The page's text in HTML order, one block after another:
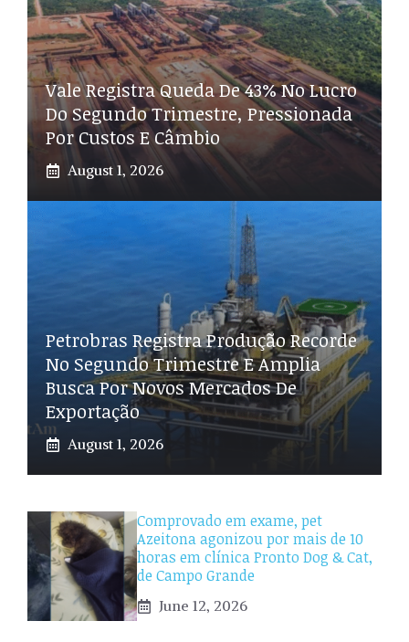
Vale Registra Queda De 43% No Lucro
Do Segundo Trimestre, Pressionada
Por Custos E Câmbio
August 1, 2026
Petrobras Registra Produção Recorde
No Segundo Trimestre E Amplia
Busca Por Novos Mercados De
Exportação
August 1, 2026
Comprovado em exame, pet
Azeitona agonizou por mais de 10
horas em clínica Pronto Dog & Cat,
de Campo Grande
June 12, 2026